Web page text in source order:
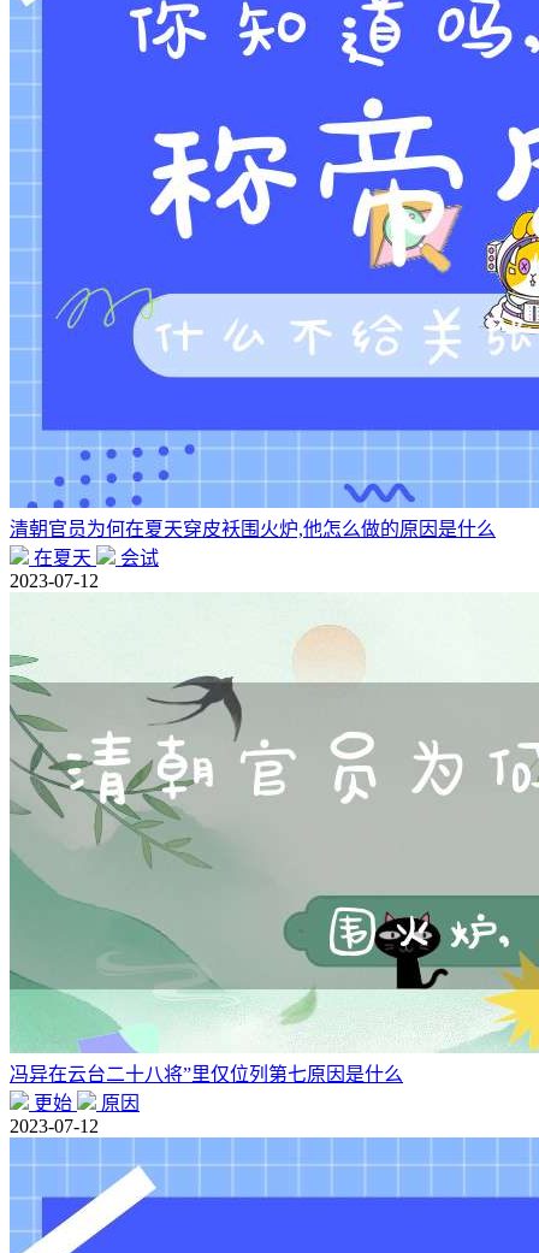
清朝官员为何在夏天穿皮袄围火炉,他怎么做的原因是什么
在夏天
会试
2023-07-12
冯异在云台二十八将”里仅位列第七原因是什么
更始
原因
2023-07-12